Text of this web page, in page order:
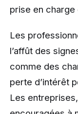
prise en charge
Les
l’affût des
comme des
perte d’intérêt
Les